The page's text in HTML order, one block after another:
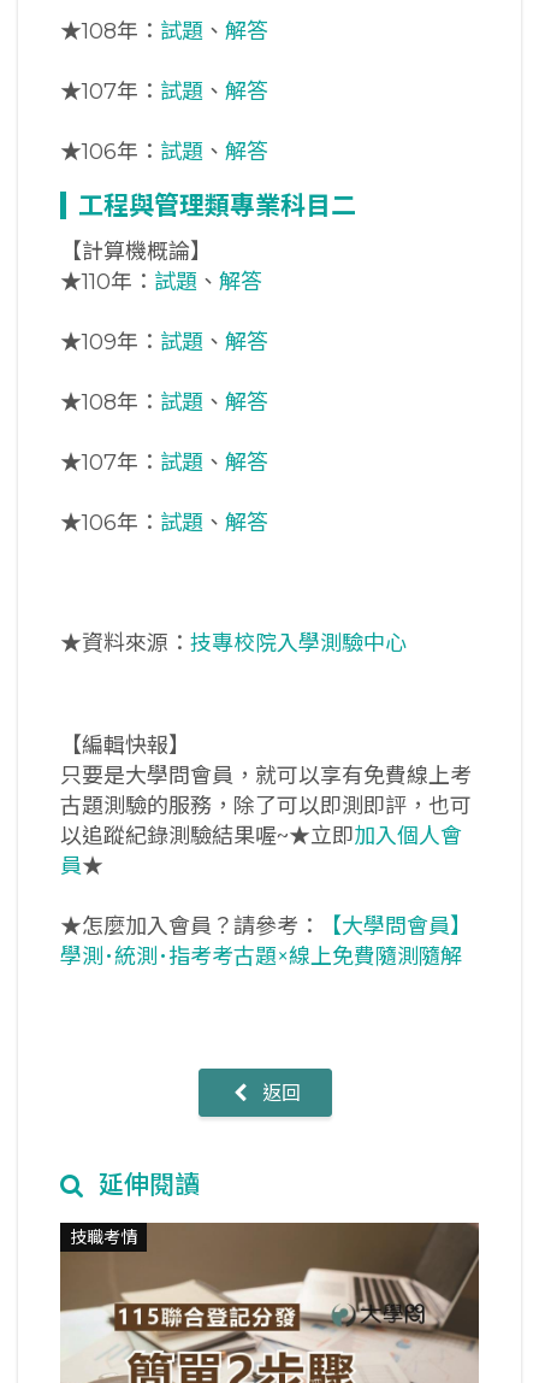
★108年： 試題 、 解答
★107年： 試題 、 解答
★106年： 試題 、 解答
工程與管理類專業科目二
【計算機概論】
★110年： 試題 、 解答
★109年： 試題 、 解答
★108年： 試題 、 解答
★107年： 試題 、 解答
★106年： 試題 、 解答
★資料來源： 技專校院入學測驗中心
【編輯快報】
只要是大學問會員，就可以享有免費線上考
古題測驗的服務，除了可以即測即評，也可
以追蹤紀錄測驗結果喔~★立即加入個人會
員★
★怎麼加入會員？請參考：
【大學問會員】
學測･統測･指考考古題×線上免費隨測隨解
返回
延伸閱讀
技職考情